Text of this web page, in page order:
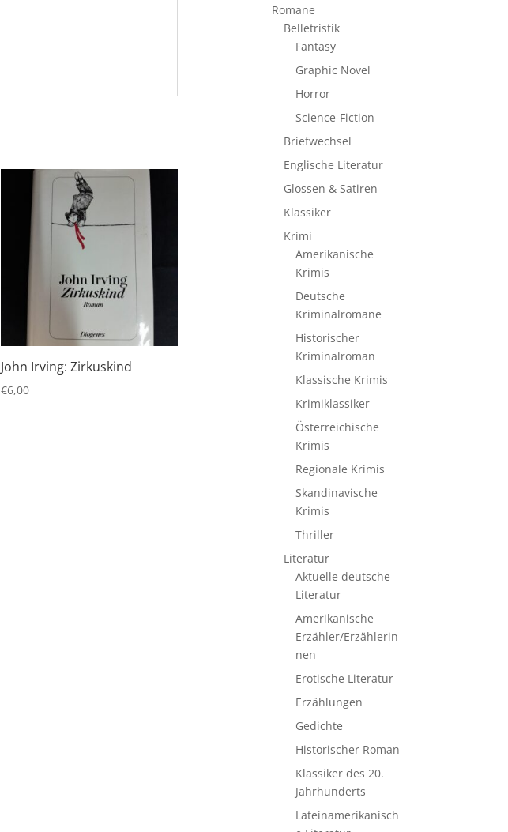
John Irving: Zirkuskind
€6,00
Romane
Belletristik
Fantasy
Graphic Novel
Horror
Science-Fiction
Briefwechsel
Englische Literatur
Glossen & Satiren
Klassiker
Krimi
Amerikanische
Krimis
Deutsche
Kriminalromane
Historischer
Kriminalroman
Klassische Krimis
Krimiklassiker
Österreichische
Krimis
Regionale Krimis
Skandinavische
Krimis
Thriller
Literatur
Aktuelle deutsche
Literatur
Amerikanische
Erzähler/Erzählerin
nen
Erotische Literatur
Erzählungen
Gedichte
Historischer Roman
Klassiker des 20.
Jahrhunderts
Lateinamerikanisch